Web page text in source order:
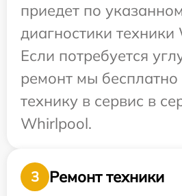
приедет по
диагностики
Если потребуется
ремонт мы бесплатно
технику в сервис в
Whirlpool.
3
Ремонт техники